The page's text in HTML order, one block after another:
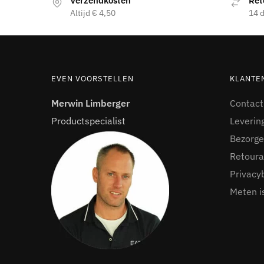
Altijd € 4,50 14
EVEN VOORSTELLEN
Merwin Limberger
Productspecialist
Contact
Meten